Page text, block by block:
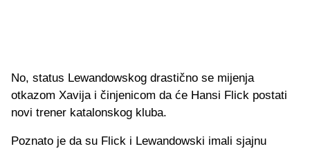
No, status Lewandowskog drastično se mijenja
otkazom Xavija i činjenicom da će Hansi Flick postati
novi trener katalonskog kluba.
Poznato je da su Flick i Lewandowski imali sjajnu